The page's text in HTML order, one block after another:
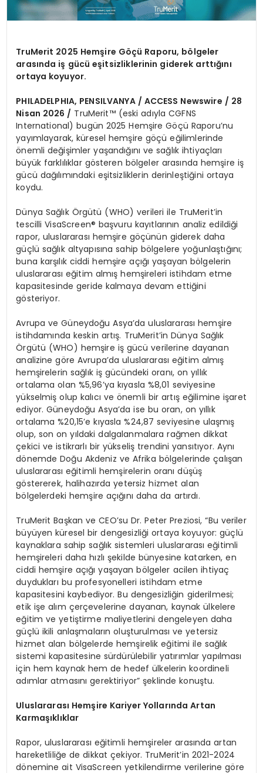
TruMerit 2025 Hemşire Göçü Raporu, bölgeler
arasında iş gücü eşitsizliklerinin giderek arttığını
ortaya koyuyor.
PHILADELPHIA, PENSILVANYA/ ACCESS Newswire / 28
Nisan 2026 / TruMerit™ (eski adıyla CGFNS
International) bugün 2025 Hemşire Göçü Raporu’nu
yayımlayarak, küresel hemşire göçü eğilimlerinde
önemli değişimler yaşandığını ve sağlık ihtiyaçları
büyük farklılıklar gösteren bölgeler arasında hemşire iş
gücü dağılımındaki eşitsizliklerin derinleştiğini ortaya
koydu.
Dünya Sağlık Örgütü (WHO) verileri ile TruMerit’in
tescilli VisaScreen® başvuru kayıtlarının analiz edildiği
rapor, uluslararası hemşire göçünün giderek daha
güçlü sağlık altyapısına sahip bölgelere yoğunlaştığını;
buna karşılık ciddi hemşire açığı yaşayan bölgelerin
uluslararası eğitim almış hemşireleri istihdam etme
kapasitesinde geride kalmaya devam ettiğini
gösteriyor.
Avrupa ve Güneydoğu Asya’da uluslararası hemşire
istihdamında keskin artış. TruMerit’in Dünya Sağlık
Örgütü (WHO) hemşire iş gücü verilerine dayanan
analizine göre Avrupa’da uluslararası eğitim almış
hemşirelerin sağlık iş gücündeki oranı, on yıllık
ortalama olan %5,96’ya kıyasla %8,01 seviyesine
yükselmiş olup kalıcı ve önemli bir artış eğilimine işaret
ediyor. Güneydoğu Asya’da ise bu oran, on yıllık
ortalama %20,15’e kıyasla %24,87 seviyesine ulaşmış
olup, son on yıldaki dalgalanmalara rağmen dikkat
çekici ve istikrarlı bir yükseliş trendini yansıtıyor. Aynı
dönemde Doğu Akdeniz ve Afrika bölgelerinde çalışan
uluslararası eğitimli hemşirelerin oranı düşüş
göstererek, halihazırda yetersiz hizmet alan
bölgelerdeki hemşire açığını daha da artırdı.
TruMerit Başkan ve CEO’su Dr. Peter Preziosi, “Bu veriler
büyüyen küresel bir dengesizliği ortaya koyuyor: güçlü
kaynaklara sahip sağlık sistemleri uluslararası eğitimli
hemşireleri daha hızlı şekilde bünyesine katarken, en
ciddi hemşire açığı yaşayan bölgeler acilen ihtiyaç
duydukları bu profesyonelleri istihdam etme
kapasitesini kaybediyor. Bu dengesizliğin giderilmesi;
etik işe alım çerçevelerine dayanan, kaynak ülkelere
eğitim ve yetiştirme maliyetlerini dengeleyen daha
güçlü ikili anlaşmaların oluşturulması ve yetersiz
hizmet alan bölgelerde hemşirelik eğitimi ile sağlık
sistemi kapasitesine sürdürülebilir yatırımlar yapılması
için hem kaynak hem de hedef ülkelerin koordineli
adımlar atmasını gerektiriyor” şeklinde konuştu.
Uluslararası Hemşire Kariyer Yollarında Artan
Karmaşıklıklar
Rapor, uluslararası eğitimli hemşireler arasında artan
hareketliliğe de dikkat çekiyor. TruMerit’in 2021-2024
dönemine ait VisaScreen yetkilendirme verilerine göre